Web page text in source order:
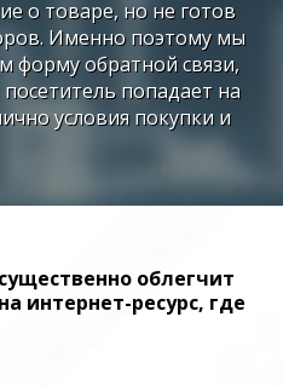
о товаре, но не готов
Именно поэтому мы
форму обратной связи,
попадает на
условия покупки и
облегчит
интернет-ресурс, где